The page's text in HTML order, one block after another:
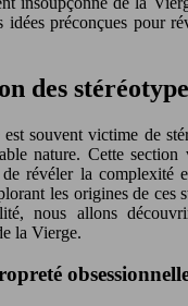
idées préconçues pour
des
souvent victime de
nature. Cette section
révéler la complexité
les origines de ces
nous allons
la Vierge.